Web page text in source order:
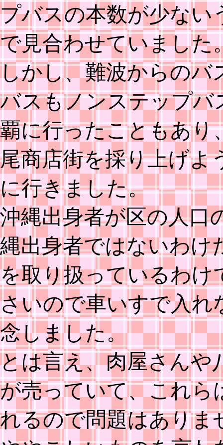
プバスの本数が少ない
で見合わせていました
しかし、難波からのバ
バスもノンステップバ
覇に行ったこともあり
尾商店街を採り上げよ
に行きました。
沖縄出身者が区の人口
縄出身者ではないわけ
を取り扱っているわけ
さいので車いすで入れ
念しました。
とは言え、肉屋さんや
が売っていて、これら
れるので問題はありま